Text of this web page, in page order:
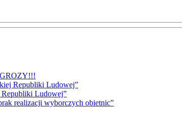
Republiki Ludowej”
Republiki Ludowej”
realizacji wyborczych obietnic”